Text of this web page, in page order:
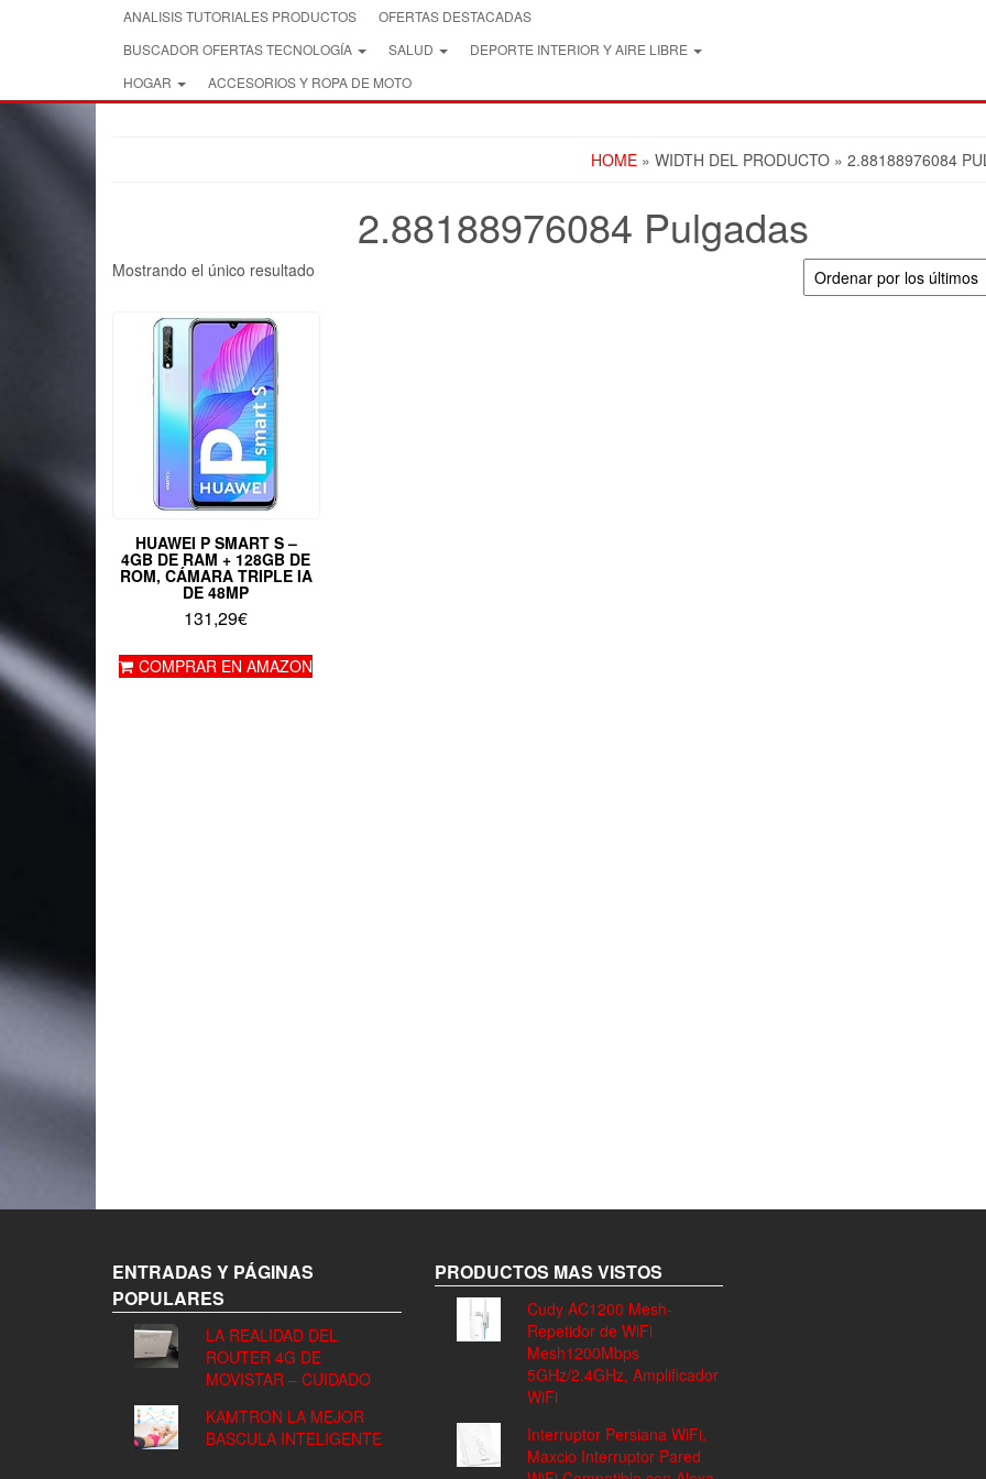
ANALISIS TUTORIALES PRODUCTOS
OFERTAS DESTACADAS
BUSCADOR OFERTAS TECNOLOGÍA
SALUD
DEPORTE INTERIOR Y AIRE LIBRE
HOGAR
ACCESORIOS Y ROPA DE MOTO
HOME » WIDTH DEL PRODUCTO » 2.88188976084
2.88188976084 Pulgadas
Mostrando el único resultado
HUAWEI P SMART S –
4GB DE RAM + 128GB DE
ROM, CÁMARA TRIPLE IA
DE 48MP
131,29€
COMPRAR EN AMAZON
ENTRADAS Y PÁGINAS
POPULARES
LA REALIDAD DEL
ROUTER 4G DE
MOVISTAR – CUIDADO
KAMTRON LA MEJOR
BASCULA INTELIGENTE
PRODUCTOS MAS VISTOS
Cudy AC1200 Mesh-
Repetidor de WiFi
Mesh1200Mbps
5GHz/2.4GHz, Amplificador
WiFi
Interruptor Persiana WiFi,
Maxcio Interruptor Pared